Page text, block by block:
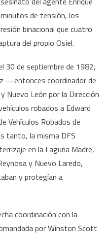
de tensión, los
binacional que cuatro
del propio Osiel.
30 de septiembre de 1982,
—entonces coordinador de
Nuevo León por la Dirección
robados a Edward
Vehículos Robados de
tanto, la misma DFS
en la Laguna Madre,
y Nuevo Laredo,
y protegían a
coordinación con la
por Winston Scott